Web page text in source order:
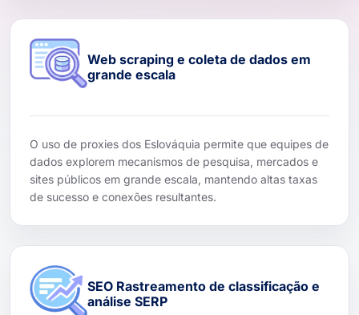
Web scraping e coleta de dados em
grande escala
O uso de proxies dos Eslováquia permite que equipes de
dados explorem mecanismos de pesquisa, mercados e
sites públicos em grande escala, mantendo altas taxas
de sucesso e conexões resultantes.
SEO Rastreamento de classificação e
análise SERP